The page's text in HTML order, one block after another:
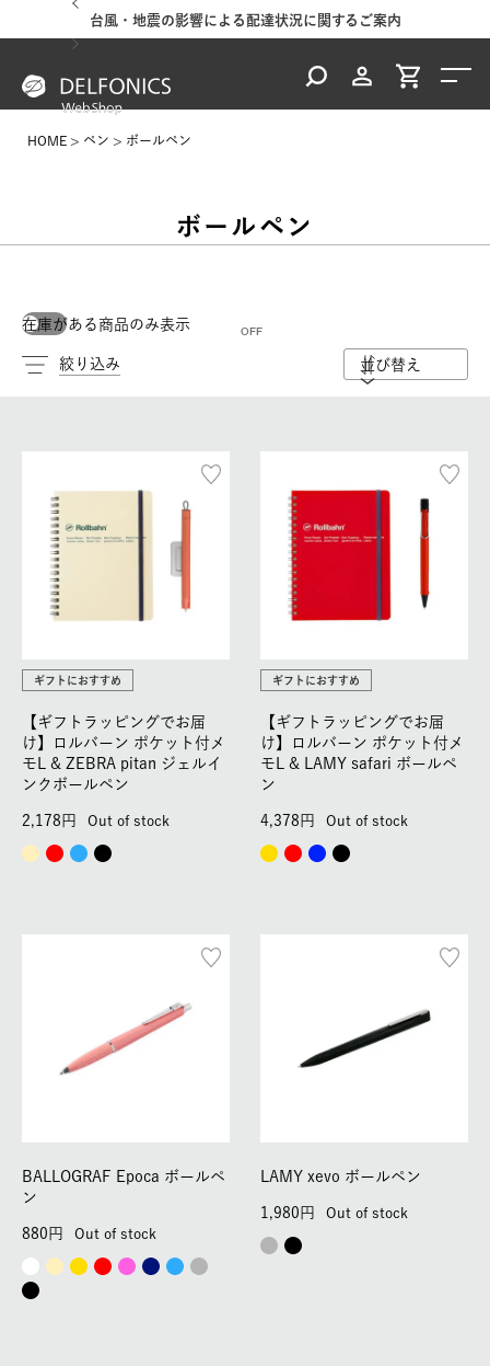
台風・地震の影響による配達状況に関するご案内
HOME ペン ボールペン
ボールペン
在庫がある商品のみ表示
絞り込み 並び替え
ギフトにおすすめ
【ギフトラッピングでお届
け】ロルバーン ポケット付メ
モL & ZEBRA pitan ジェルイ
ンクボールペン
2,178 Out of stock
ギフトにおすすめ
【ギフトラッピングでお届
け】ロルバーン ポケット付メ
モL & LAMY safari ボールペ
ン
4,378 Out of stock
BALLOGRAF Epoca ボールペ
ン
880 Out of stock
LAMY xevo ボールペン
1,980 Out of stock